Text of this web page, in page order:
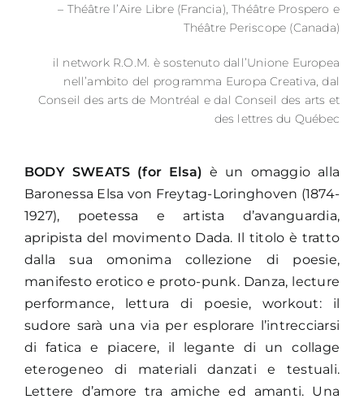
– Théâtre l’Aire Libre (Francia), Théâtre Prospero e
Théâtre Periscope (Canada)
il network R.O.M. è sostenuto dall’Unione Europea
nell’ambito del programma Europa Creativa, dal
Conseil des arts de Montréal e dal Conseil des arts et
des lettres du Québec
BODY SWEATS (for Elsa) è un omaggio alla
Baronessa Elsa von Freytag-Loringhoven (1874-
1927), poetessa e artista d’avanguardia,
apripista del movimento Dada. Il titolo è tratto
dalla sua omonima collezione di poesie,
manifesto erotico e proto-punk. Danza, lecture
performance, lettura di poesie, workout: il
sudore sarà una via per esplorare l’intrecciarsi
di fatica e piacere, il legante di un collage
eterogeneo di materiali danzati e testuali.
Lettere d’amore tra amiche ed amanti. Una